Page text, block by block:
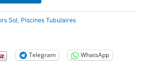
Sol Piscines Tubulaires
Telegram WhatsApp